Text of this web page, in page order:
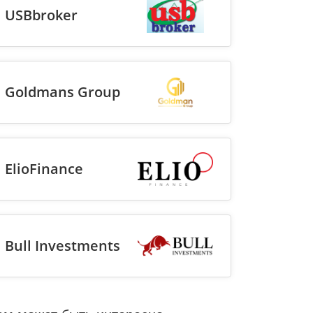
USBbroker
Goldmans Group
ElioFinance
Bull Investments